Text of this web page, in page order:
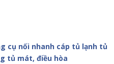
cụ nối nhanh cáp tủ lạnh tủ
tủ mát, điều hòa